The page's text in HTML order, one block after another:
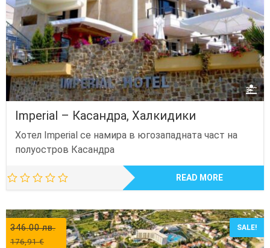
Imperial – Касандра, Халкидики
Хотел Imperial се намира в югозападната част на
полуостров Касандра
READ MORE
346.00лв.
176,91€
SALE!